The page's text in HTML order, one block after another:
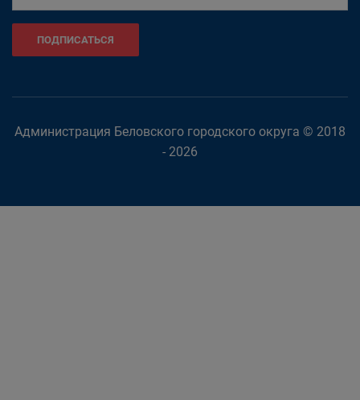
ПОДПИСАТЬСЯ
Администрация Беловского городского округа © 2018
- 2026